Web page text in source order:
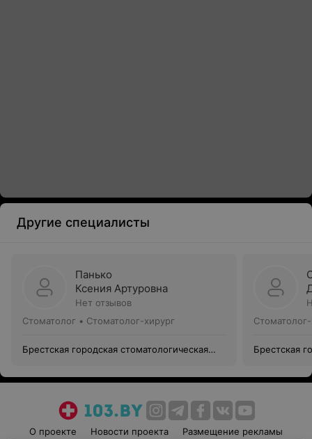
Другие специалисты
Панько
Ксения Артуровна
Нет отзывов
Стоматолог • Стоматолог-хирург
Брестская городская стоматологическая
Брестская
О проекте Новости проекта
Размещение рекламы